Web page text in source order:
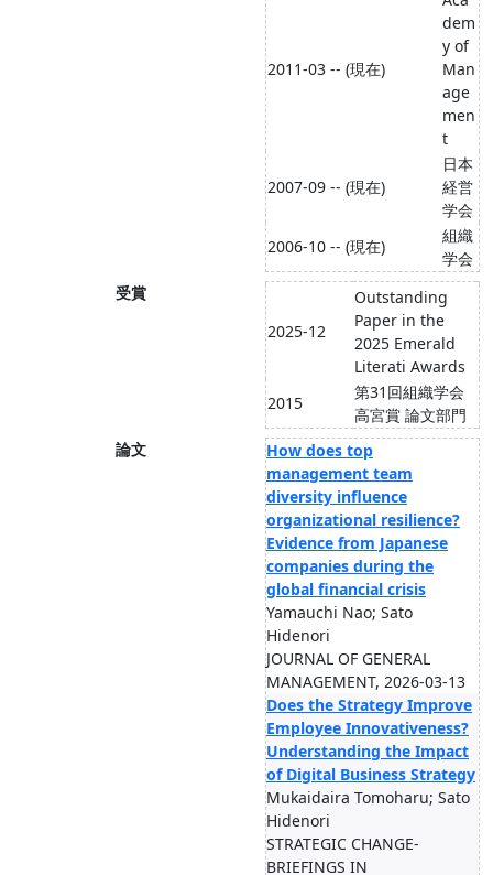
2011-03 -- (現在)
dem
y of
Man
age
men
t
2007-09 -- (現在)
日本
経営
学会
2006-10 -- (現在)
組織
学会
受賞
2025-12
Outstanding
Paper in the
2025 Emerald
Literati Awards
2015
第31回組織学会
高宮賞 論文部門
論文
How does top
management team
diversity influence
organizational resilience?
Evidence from Japanese
companies during the
global financial crisis
Yamauchi Nao; Sato
Hidenori
JOURNAL OF GENERAL
MANAGEMENT, 2026-03-13
Does the Strategy Improve
Employee Innovativeness?
Understanding the Impact
of Digital Business Strategy
Mukaidaira Tomoharu; Sato
Hidenori
STRATEGIC CHANGE-
BRIEFINGS IN